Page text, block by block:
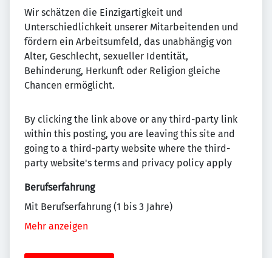
Wir schätzen die Einzigartigkeit und
Unterschiedlichkeit unserer Mitarbeitenden und
fördern ein Arbeitsumfeld, das unabhängig von
Alter, Geschlecht, sexueller Identität,
Behinderung, Herkunft oder Religion gleiche
Chancen ermöglicht.
By clicking the link above or any third-party link
within this posting, you are leaving this site and
going to a third-party website where the third-
party website's terms and privacy policy apply
Berufserfahrung
Mit Berufserfahrung (1 bis 3 Jahre)
Mehr anzeigen